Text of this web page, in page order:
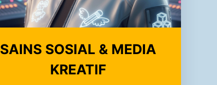
SAINS SOSIAL & MEDIA
KREATIF